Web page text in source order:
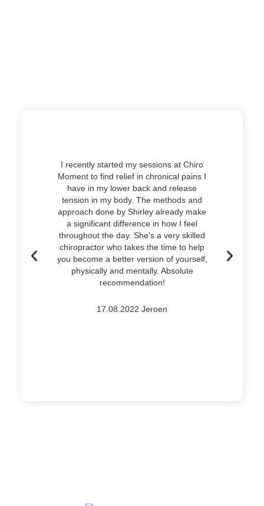
I recently started my sessions at Chiro
Moment to find relief in chronical pains I
have in my lower back and release
tension in my body. The methods and
approach done by Shirley already make
a significant difference in how I feel
throughout the day. She's a very skilled
chiropractor who takes the time to help
you become a better version of yourself,
physically and mentally. Absolute
recommendation!
17.08.2022 Jeroen